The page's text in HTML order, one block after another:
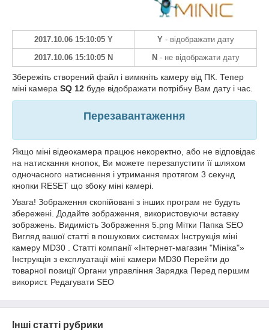
2017.10.06 15:10:05 Y Y- відображати дату
2017.10.06 15:10:05 N
N- не відображати дату
Збережіть створений файл і вимкніть камеру від ПК. Тепер
міні камера SQ 12 буде відображати потрібну Вам дату і час.
Перезавантаження
Якщо міні відеокамера працює некоректно, або не відповідає
на натискання кнопок, Ви можете перезапустити її шляхом
одночасного натиснення і утримання протягом 3 секунд
кнопки RESET що збоку міні камері.
Увага! Зображення скопійовані з інших програм не будуть
збережені. Додайте зображення, використовуючи вставку
зображень. Видимість Зображення 5.png Мітки Папка SEO
Вигляд вашої статті в пошукових системах Інструкція міні
камеру MD30 . Статті компанії «Інтернет-магазин "Мініка"»
Інструкція з експлуатації міні камери MD30 Перейти до
товарної позиції Органи управління Зарядка Перед першим
використ. Редагувати SEO
Інші статті рубрики